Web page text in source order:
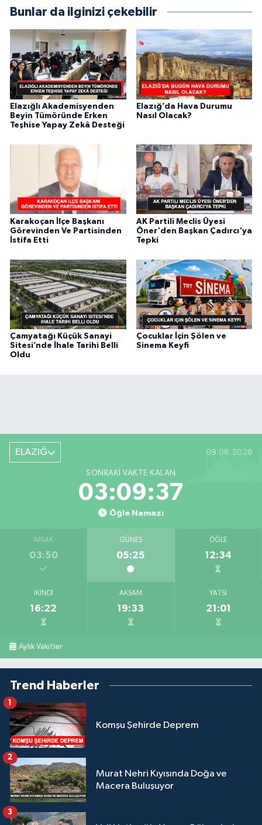
Bunlar da ilginizi çekebilir
Elazığlı Akademisyenden
Beyin Tümöründe Erken
Teşhise Yapay Zekâ Desteği
Elazığ’da Hava Durumu
Nasıl Olacak?
Karakoçan İlçe Başkanı
Görevinden Ve Partisinden
İstifa Etti
AK Partili Meclis Üyesi
Öner'den Başkan Çadırcı'ya
Tepki
Çamyatağı Küçük Sanayi
Sitesi’nde İhale Tarihi Belli
Oldu
Çocuklar İçin Şölen ve
Sinema Keyfi
ELAZIĞ 09.08.2026
SONRAKI VAKTE KALAN
03:09:36
Öğle Namazı
İMSAK
03:50
GÜNEŞ
05:25
ÖĞLE
12:34
İKINDI
16:22
AKŞAM
19:33
YATSI
21:01
Aylık Vakitler
Trend Haberler
Komşu Şehirde Deprem
1
Murat Nehri Kıyısında Doğa ve
Macera Buluşuyor
2
3